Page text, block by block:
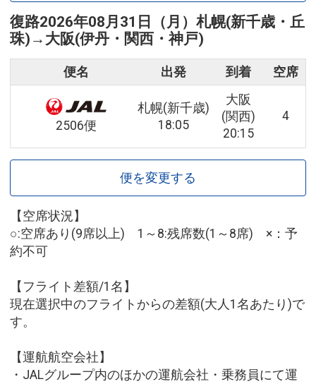
復路2026年08月31日（月） 札幌(新千歳・丘
珠) → 大阪(伊丹・関西・神戸)
便名 出発 到着 空席
2506便
札幌(新千歳)
18:05
大阪
(関西)
20:15
4
便を変更する
【空席状況】
○:空席あり(9席以上) 1～8:残席数(1～8席) ×：予
約不可
【フライト差額/1名】
現在選択中のフライトからの差額(大人1名あたり)で
す。
【運航航空会社】
・JALグループ内のほかの運航会社・乗務員にて運